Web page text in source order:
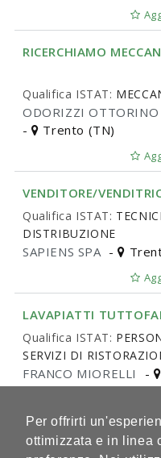
Per offrirti
ottimizzata e in linea
Qualifica ISTAT:
ODORIZZI OTTORINO
-
Trento (TN)
VENDITORE/
Qualifica ISTAT:
DISTRIBUZIONE
SAPIENS SPA -
LAVAPIATTI
Qualifica ISTAT:
SERVIZI DI
FRANCO MIORELLI -
1 di 153